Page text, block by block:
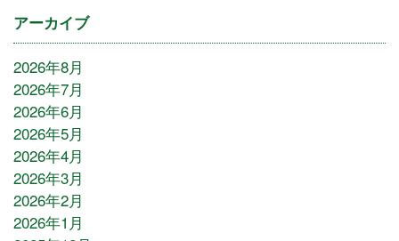
アーカイブ
2026年8月
2026年7月
2026年6月
2026年5月
2026年4月
2026年3月
2026年2月
2026年1月